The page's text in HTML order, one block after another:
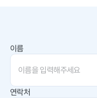
이름
연락처